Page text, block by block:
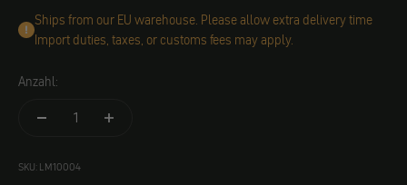
Ships from our EU warehouse. Please allow extra delivery time
Import duties, taxes, or customs fees may apply.
Anzahl:
SKU: LM10004